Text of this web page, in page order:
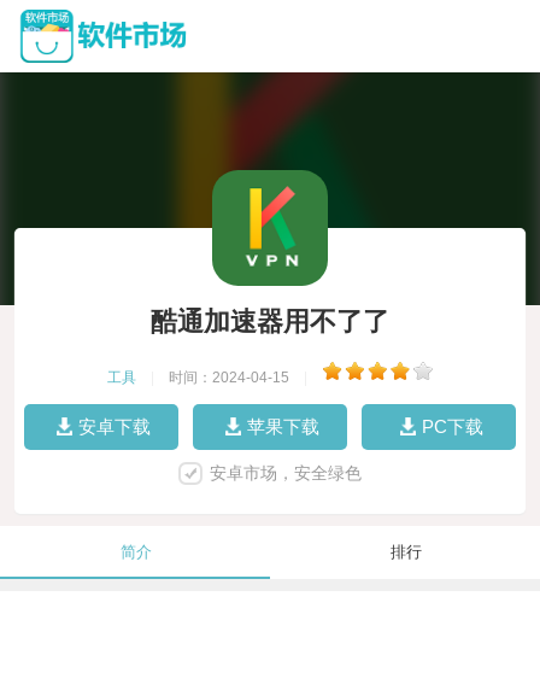
酷通加速器用不了了
工具 时间：2024-04-15
安卓下载 苹果下载 PC下载
安卓市场，安全绿色
简介 排行